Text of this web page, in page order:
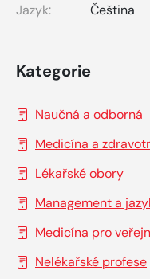
Jazyk:
Čeština
Kategorie
Naučná a odborná
Medicína a
Lékařské obory
Management a
Medicína pro
Nelékařské profese